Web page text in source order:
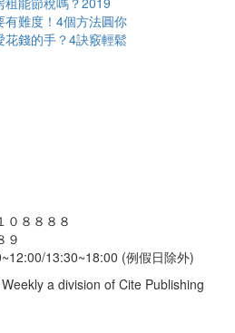
難度！4個方法圓你
錢的手？4訣竅輕鬆
０８８８８
９
13:30~18:00 (例假日除外)
a division of Cite Publishing